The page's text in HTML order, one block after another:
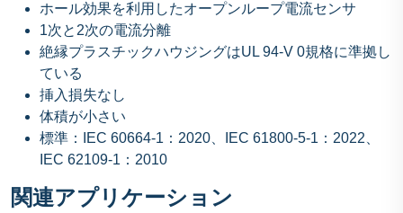
ホール効果を利用したオープンループ電流センサ
1次と2次の電流分離
絶縁プラスチックハウジングはUL 94-V 0規格に準拠し
ている
挿入損失なし
体積が小さい
標準：IEC 60664-1：2020、IEC 61800-5-1：2022、
IEC 62109-1：2010
関連アプリケーション